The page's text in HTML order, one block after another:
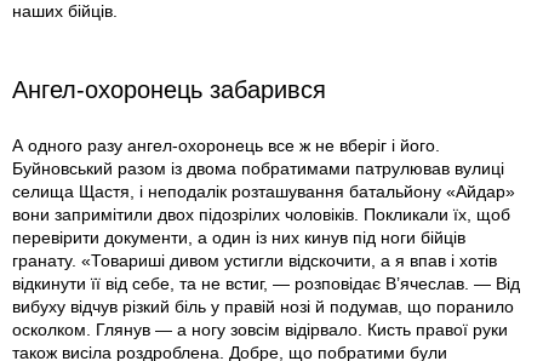
наших бійців.
Ангел-охоронець забарився
А одного разу ангел-охоронець все ж не вберіг і його.
Буйновський разом із двома побратимами патрулював вулиці
селища Щастя, і неподалік розташування батальйону «Айдар»
вони запримітили двох підо­зрілих чоловіків. Покликали їх, щоб
перевірити документи, а один із них кинув під ноги бійців
гранату. «Товариші дивом устигли відскочити, а я впав і хотів
відкинути її від себе, та не встиг, — розповідає В’ячеслав. — Від
вибуху відчув різкий біль у правій нозі й подумав, що поранило
осколком. Глянув — а ногу зовсім відірвало. Кисть правої руки
також висіла роздроблена. Добре, що побратими були